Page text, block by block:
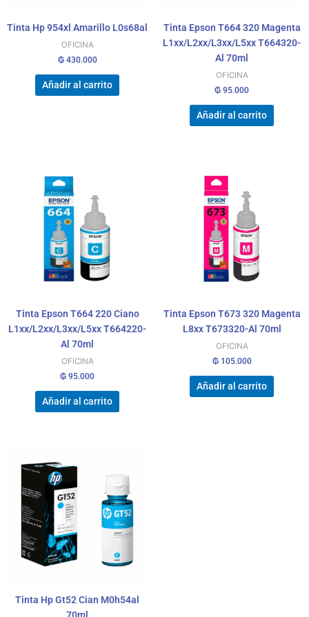
Tinta Hp 954xl Amarillo L0s68al
OFICINA
₲430.000
Añadir al carrito
Tinta Epson T664 320 Magenta
L1xx/L2xx/L3xx/L5xx T664320-
Al 70ml
OFICINA
₲ 95.000
Añadir al carrito
Tinta Epson T664 220 Ciano
L1xx/L2xx/L3xx/L5xx T664220-
Al 70ml
OFICINA
₲ 95.000
Añadir al carrito
Tinta Epson T673 320 Magenta
L8xx T673320-Al 70ml
OFICINA
₲105.000
Añadir al carrito
Tinta Hp Gt52 Cian M0h54al